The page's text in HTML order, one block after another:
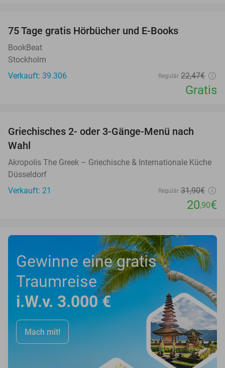
75 Tage gratis Hörbücher und E-Books
BookBeat
Stockholm
Verkauft: 39.306
Regulär 22,47€
Gratis
Griechisches 2- oder 3-Gänge-Menü nach
Wahl
Akropolis The Greek – Griechische & Internationale Küche
Düsseldorf
Verkauft: 21
Regulär 31,90€
20,90€
Gewinne eine gratis
Traumreise
i.W.v. 3.000 €
Mach mit!